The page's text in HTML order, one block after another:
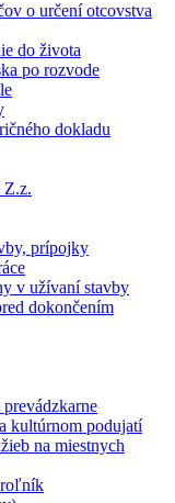
o určení otcovstva
do života
po rozvode
dokladu
Z.z.
prípojky
v užívaní stavby
dokončením
kultúrnom podujatí
na miestnych
roľník